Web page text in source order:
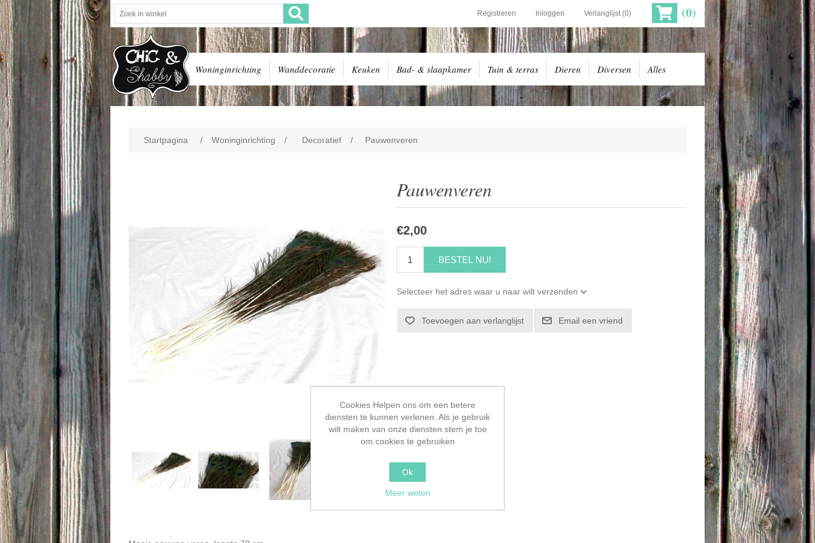
Registreren Inloggen Verlanglijst (0) (0)
Woninginrichting Wanddecoratie Keuken Bad- & slaapkamer Tuin & terras Dieren Diversen Alles
Startpagina / Woninginrichting / Decoratief / Pauwenveren
Pauwenveren
€2,00
BESTEL NU!
Selecteer het adres waar u naar wilt verzenden
Toevoegen aan verlanglijst Email een vriend
Cookies Helpen ons om een betere
diensten te kunnen verlenen. Als je gebruik
wilt maken van onze diensten stem je toe
om cookies te gebruiken
Ok
Meer weten